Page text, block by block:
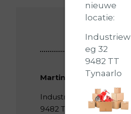
Martin Boer Scooters
Industrieweg 32
9482 TT Tynaarlo
nieuwe
locatie:
Industriew
eg 32
9482 TT
Tynaarlo